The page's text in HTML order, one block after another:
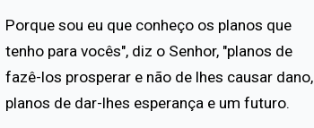
Porque sou eu que conheço os planos que
tenho para vocês", diz o Senhor, "planos de
fazê-los prosperar e não de lhes causar dano,
planos de dar-lhes esperança e um futuro.